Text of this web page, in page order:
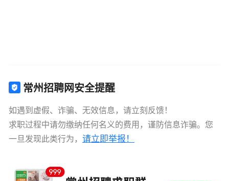
常州招聘网安全提醒
如遇到虚假、诈骗、无效信息，请立刻反馈！
求职过程中请勿缴纳任何名义的费用，谨防信息诈骗。您
一旦发现此类行为， 请立即举报！